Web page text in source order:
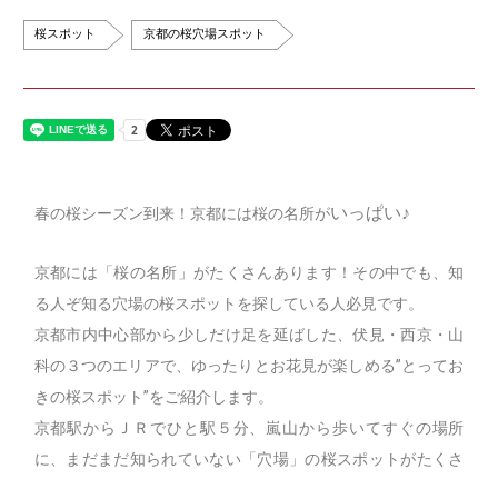
桜スポット 京都の桜穴場スポット
春の桜シーズン到来！京都には桜の名所がいっぱい♪
京都には「桜の名所」がたくさんあります！その中でも、知
る人ぞ知る穴場の桜スポットを探している人必見です。
京都市内中心部から少しだけ足を延ばした、伏見・西京・山
科の３つのエリアで、ゆったりとお花見が楽しめる”とってお
きの桜スポット”をご紹介します。
京都駅からＪＲでひと駅５分、嵐山から歩いてすぐの場所
に、まだまだ知られていない「穴場」の桜スポットがたくさ